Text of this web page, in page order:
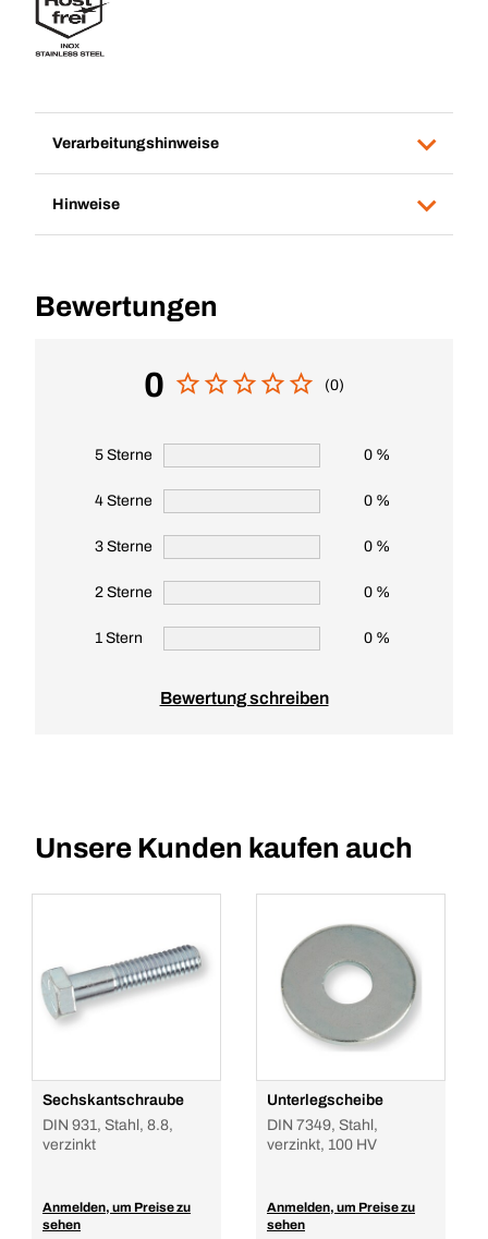
Verarbeitungshinweise
Hinweise
Bewertungen
0 (0)
5 Sterne 0 %
4 Sterne 0 %
3 Sterne 0 %
2 Sterne 0 %
1 Stern 0 %
Bewertung schreiben
Unsere Kunden kaufen auch
Sechskantschraube
DIN 931, Stahl, 8.8,
verzinkt
Anmelden, um Preise zu
sehen
Unterlegscheibe
DIN 7349, Stahl,
verzinkt, 100 HV
Anmelden, um Preise zu
sehen